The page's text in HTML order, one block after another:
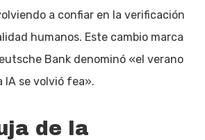
a confiar en la verificación
humanos. Este cambio marca
Bank denominó «el verano
IA se volvió fea».
de la